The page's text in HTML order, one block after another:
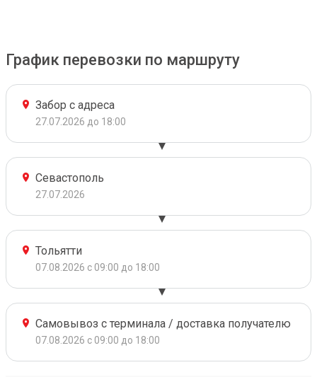
График перевозки по маршруту
Забор с адреса
27.07.2026 до 18:00
Севастополь
27.07.2026
Тольятти
07.08.2026 с 09:00 до 18:00
Самовывоз с терминала / доставка получателю
07.08.2026 с 09:00 до 18:00